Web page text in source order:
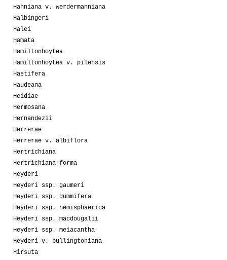
Hahniana v. werdermanniana
Halbingeri
Halei
Hamata
Hamiltonhoytea
Hamiltonhoytea v. pilensis
Hastifera
Haudeana
Heidiae
Hermosana
Hernandezii
Herrerae
Herrerae v. albiflora
Hertrichiana
Hertrichiana forma
Heyderi
Heyderi ssp. gaumeri
Heyderi ssp. gummifera
Heyderi ssp. hemisphaerica
Heyderi ssp. macdougalii
Heyderi ssp. meiacantha
Heyderi v. bullingtoniana
Hirsuta